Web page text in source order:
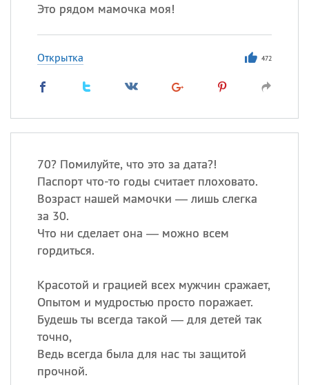
Это рядом мамочка моя!
Открытка 472
70? Помилуйте, что это за дата?!
Паспорт что-то годы считает плоховато.
Возраст нашей мамочки — лишь слегка
за 30.
Что ни сделает она — можно всем
гордиться.
Красотой и грацией всех мужчин сражает,
Опытом и мудростью просто поражает.
Будешь ты всегда такой — для детей так
точно,
Ведь всегда была для нас ты защитой
прочной.